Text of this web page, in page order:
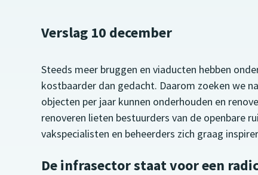
Verslag 10 december
Steeds meer bruggen en viaducten hebben
kostbaarder dan gedacht. Daarom zoeken we
objecten per jaar kunnen onderhouden en
renoveren lieten bestuurders van de openbare
vakspecialisten en beheerders zich graag
De infrasector staat voor een